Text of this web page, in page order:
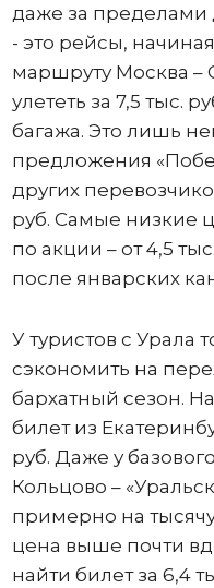
даже за пределами
- это рейсы,
маршруту Москва –
улететь за 7,5 тыс.
багажа. Это лишь
предложения
других
руб. Самые низкие
по акции – от 4,5
после январских
У туристов с Урала
сэкономить на
бархатный сезон.
билет из
руб. Даже у
Кольцово –
примерно на
цена выше почти
найти билет за 6,4